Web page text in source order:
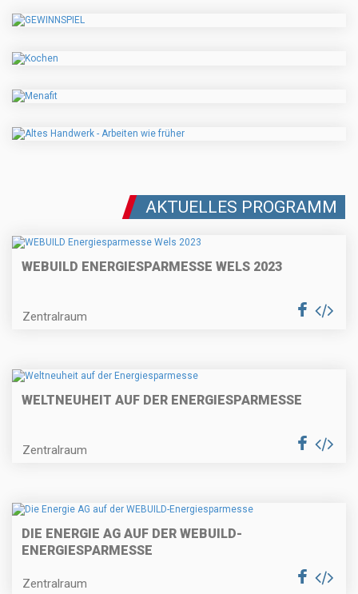
AKTUELLES PROGRAMM
WEBUILD ENERGIESPARMESSE WELS 2023
Zentralraum
WELTNEUHEIT AUF DER ENERGIESPARMESSE
Zentralraum
DIE ENERGIE AG AUF DER WEBUILD-
ENERGIESPARMESSE
Zentralraum